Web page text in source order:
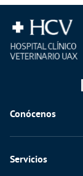
Conócenos
Quiénes somos
El hospital
Servicios